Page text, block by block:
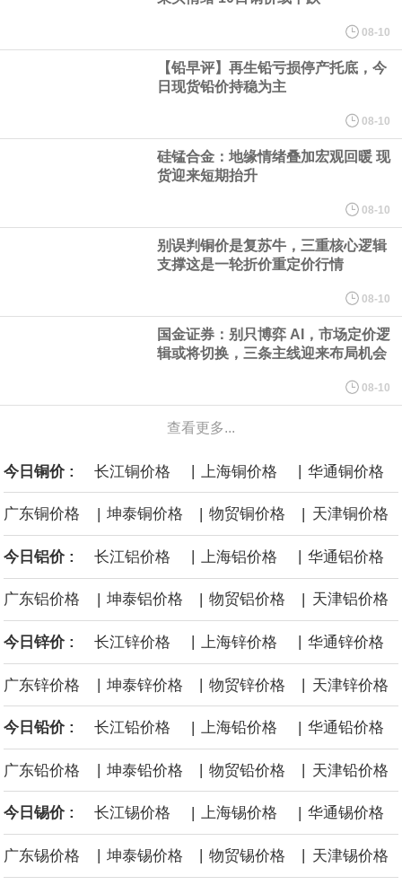
划，完善上下游开发利用体系，提升跨区域协同保障能力。持续推
进山西、蒙西、蒙东、陕北、新疆煤炭供应保障基地建设，高标准
规划建设一批大型现代化煤矿，提升规模化集约化开发水平，2030
年，五大煤炭供应保障基地产量占全国比重超80%。东中部地区统
筹本地区用能需求，合理控制开发节奏，根据资源条件加强评估论
证，适度建设接续煤矿。
国家发展改革委、国家能源局印发《煤炭工业发展“十五五”规划》。
其中提到，提高资源开发准入标准。坚持先立后破，统筹煤矿关闭
退出与区域供应保障，按照市场化法治化原则，推动落后产能煤矿
有序退出。西部地区优化生产结构，加快淘汰技术装备差、与生态
敏感区重叠煤矿。东中部地区稳妥推进灾害严重不能有效治理、资
源枯竭煤矿退出，妥善做好遗留问题处置和职工安置。西南、东北
等地区因地制宜设置政策标准，合理引导资源条件差、安全保障程
度低的中小煤矿退出，运用政策引导、市场手段等加快推动长期停
产停建煤矿应退尽退。
伦敦金属交易所(LME)：镍库存持平。
伦敦金属交易所(LME)：铜库存减少4675吨。
8月10日消息，在岸人民币兑美元收盘报6.7442，较上一交易日上
08-10
【铅早评】再生铅亏损停产托底，今
日现货铅价持稳为主
08-10
硅锰合金：地缘情绪叠加宏观回暖 现
货迎来短期抬升
08-10
别误判铜价是复苏牛，三重核心逻辑
支撑这是一轮折价重定价行情
08-10
国金证券：别只博弈 AI，市场定价逻
辑或将切换，三条主线迎来布局机会
08-10
查看更多...
今日铜价 : 长江铜价格 | 上海铜价格 | 华通铜价格
广东铜价格 | 坤泰铜价格 | 物贸铜价格 | 天津铜价格
今日铝价 : 长江铝价格 上海铝价格 华通铝价格
广东铝价格 | 坤泰铝价格 | 物贸铝价格 | 天津铝价格
今日锌价 : 长江锌价格 上海锌价格 华通锌价格
广东锌价格 | 坤泰锌价格 | 物贸锌价格 | 天津锌价格
今日铅价 : 长江铅价格 | 上海铅价格 | 华通铅价格
广东铅价格 坤泰铅价格 物贸铅价格 天津铅价格
今日锡价 : 长江锡价格 | 上海锡价格 | 华通锡价格
广东锡价格 坤泰锡价格 物贸锡价格 天津锡价格